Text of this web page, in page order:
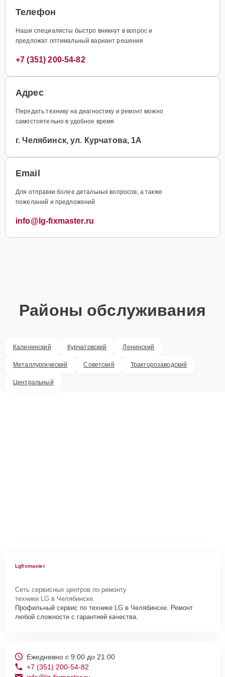
Телефон
Наши специалисты быстро вникнут в вопрос и
предложат оптимальный вариант решения
+7 (351) 200-54-82
Адрес
Передать технику на диагностику и ремонт можно
самостоятельно в удобное время
г. Челябинск, ул. Курчатова, 1А
Email
Для отправки более детальных вопросов, а также
пожеланий и предложений
info@lg-fixmaster.ru
Районы обслуживания
Калининский Курчатовский Ленинский
Металлургический Советский Тракторозаводский
Центральный
Lgfixmaster
Сеть сервисных центров по ремонту
техники LG в Челябинске.
Профильный сервис по технике LG в Челябинске. Ремонт
любой сложности с гарантией качества.
Ежедневно с 9:00 до 21:00
+7 (351) 200-54-82